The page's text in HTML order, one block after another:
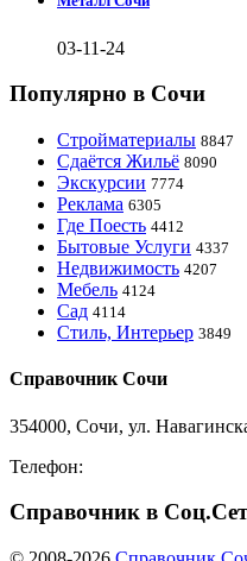
03-11-24
Популярно в Сочи
Стройматериалы 8847
Сдаётся Жильё 8090
Экскурсии 7774
Реклама 6305
Где Поесть 4412
Бытовые Услуги 4337
Недвижимость 4207
Мебель 4124
Сад 4114
Стиль, Интерьер 3849
Справочник Сочи
354000, Сочи, ул.
Телефон:
Справочник в